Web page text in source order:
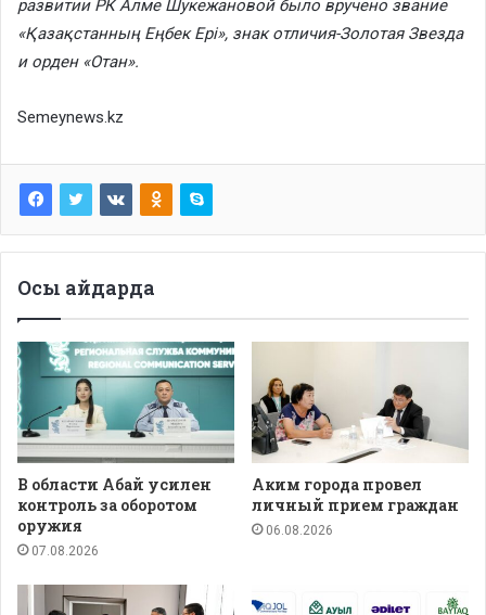
развитии РК Алме Шукежановой было вручено звание
«Қазақстанның Еңбек Ері», знак отличия-Золотая Звезда
и орден «Отан».
Semeynews.kz
Осы айдарда
В области Абай усилен
контроль за оборотом
оружия
07.08.2026
Аким города провел
личный прием граждан
06.08.2026